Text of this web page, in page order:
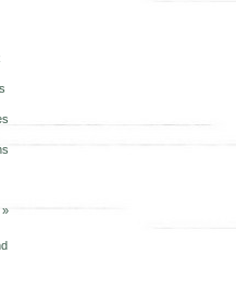
»